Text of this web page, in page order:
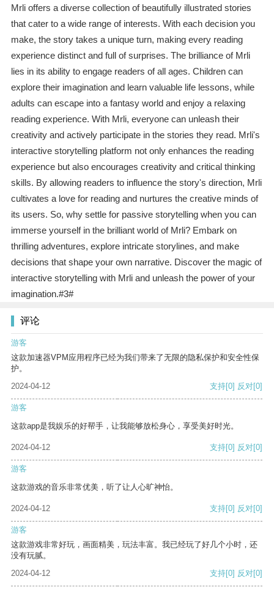
Mrli offers a diverse collection of beautifully illustrated stories
that cater to a wide range of interests. With each decision you
make, the story takes a unique turn, making every reading
experience distinct and full of surprises. The brilliance of Mrli
lies in its ability to engage readers of all ages. Children can
explore their imagination and learn valuable life lessons, while
adults can escape into a fantasy world and enjoy a relaxing
reading experience. With Mrli, everyone can unleash their
creativity and actively participate in the stories they read. Mrli's
interactive storytelling platform not only enhances the reading
experience but also encourages creativity and critical thinking
skills. By allowing readers to influence the story's direction, Mrli
cultivates a love for reading and nurtures the creative minds of
its users. So, why settle for passive storytelling when you can
immerse yourself in the brilliant world of Mrli? Embark on
thrilling adventures, explore intricate storylines, and make
decisions that shape your own narrative. Discover the magic of
interactive storytelling with Mrli and unleash the power of your
imagination.#3#
评论
游客
这款加速器VPM应用程序已经为我们带来了无限的隐私保护和安全性保
护。
2024-04-12
支持[0] 反对[0]
游客
这款app是我娱乐的好帮手，让我能够放松身心，享受美好时光。
2024-04-12 支持[0] 反对[0]
游客
这款游戏的音乐非常优美，听了让人心旷神怡。
2024-04-12 支持[0] 反对[0]
游客
这款游戏非常好玩，画面精美，玩法丰富。我已经玩了好几个小时，还
没有玩腻。
2024-04-12
支持[0] 反对[0]